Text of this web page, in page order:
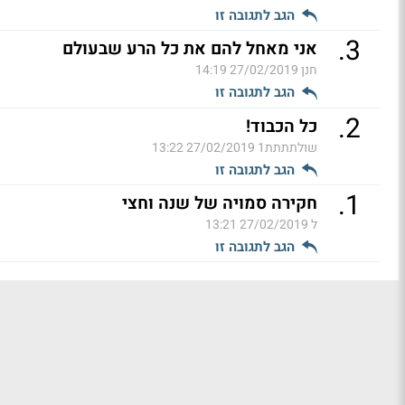
הגב לתגובה זו
3
. אני מאחל להם את כל הרע שבעולם
חנן27/02/2019 14:19
הגב לתגובה זו
2
. כל הכבוד!
שולתתתת1 27/02/2019 13:22
הגב לתגובה זו
1
. חקירה סמויה של שנה וחצי
ל27/02/2019 13:21
הגב לתגובה זו